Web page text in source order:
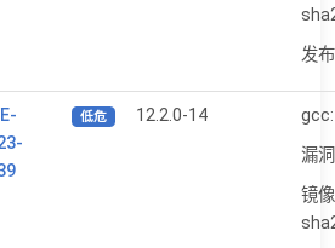
发
低危 12.2.0-14
漏
镜